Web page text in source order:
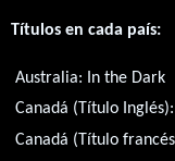
Títulos en cada país:
Australia: In the Dark
Canadá (Título Inglés):
Canadá (Título